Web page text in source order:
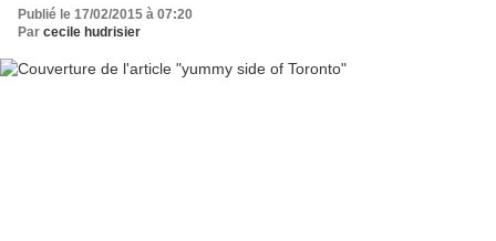
Publié le 17/02/2015 à 07:20
Par cecile hudrisier